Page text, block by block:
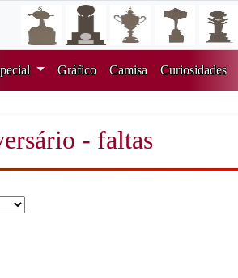
Gráfico Camisa Curiosidades
- faltas